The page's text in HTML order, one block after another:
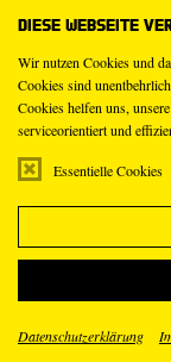
Diese Webseite
Wir nutzen Cookies und
Cookies sind
Cookies helfen uns,
serviceorientiert und
Essentielle Cookies
Datenschutzerklärung